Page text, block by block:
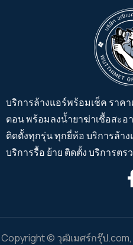
บริการล้างแอร์พร้อมเช็ค ราค
ตอน พร้อมลงน้ำยาฆ่าเชื้อสะ
ติดตั้งทุกรุ่น ทุกยี่ห้อ บริการล้า
บริการรื้อ ย้าย ติดตั้ง บริการตร
Copyright © วุฒิเมศร์กรุ๊ป